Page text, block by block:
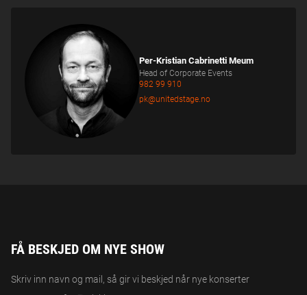
Per-Kristian Cabrinetti Meum
Head of Corporate Events
982 99 910
pk@unitedstage.no
FÅ BESKJED OM NYE SHOW
Skriv inn navn og mail, så gir vi beskjed når nye konserter